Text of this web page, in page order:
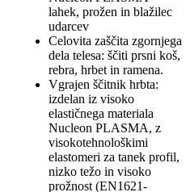
lahek, prožen in blažilec
udarcev
Celovita zaščita zgornjega
dela telesa: ščiti prsni koš,
rebra, hrbet in ramena.
Vgrajen ščitnik hrbta:
izdelan iz visoko
elastičnega materiala
Nucleon PLASMA, z
visokotehnološkimi
elastomeri za tanek profil,
nizko težo in visoko
prožnost (EN1621-